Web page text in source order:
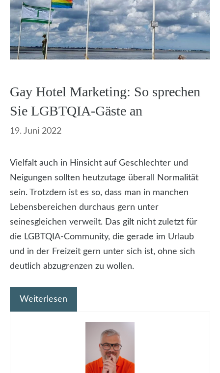
Gay Hotel Marketing: So sprechen
Sie LGBTQIA-Gäste an
19. Juni 2022
Vielfalt auch in Hinsicht auf Geschlechter und
Neigungen sollten heutzutage überall Normalität
sein. Trotzdem ist es so, dass man in manchen
Lebensbereichen durchaus gern unter
seinesgleichen verweilt. Das gilt nicht zuletzt für
die LGBTQIA-Community, die gerade im Urlaub
und in der Freizeit gern unter sich ist, ohne sich
deutlich abzugrenzen zu wollen.
Weiterlesen